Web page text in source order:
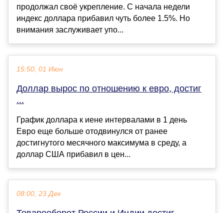
продолжал своё укрепление. С начала недели
индекс доллара прибавил чуть более 1.5%. Но
внимания заслуживает упо...
15:50, 01 Июн
Доллар вырос по отношению к евро, достиг
...
График доллара к иене интервалами в 1 день
Евро еще больше отодвинулся от ранее
достигнутого месячного максимума в среду, а
доллар США прибавил в цен...
08:00, 23 Дек